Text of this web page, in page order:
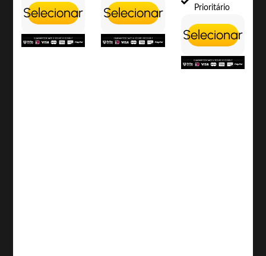
Selecionar Selecionar
Prioritário
Selecionar